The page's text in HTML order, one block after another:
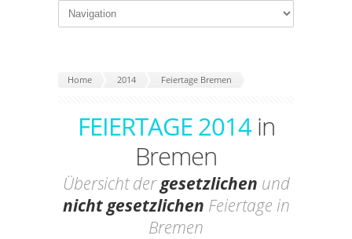
Home 2014 Feiertage Bremen
FEIERTAGE 2014in
Bremen
Übersicht dergesetzlichen und
nicht gesetzlichen Feiertage in
Bremen